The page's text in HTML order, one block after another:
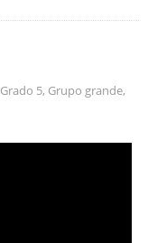
Grado 5, Grupo grande,